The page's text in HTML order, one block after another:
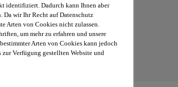
identifiziert. Dadurch kann Ihnen aber
Da wir Ihr Recht auf Datenschutz
Arten von Cookies nicht zulassen.
um mehr zu erfahren und unsere
Arten von Cookies kann jedoch
Verfügung gestellten Website und